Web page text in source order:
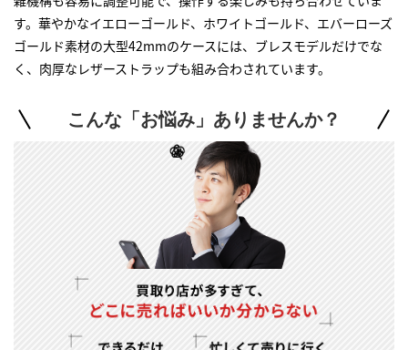
す。華やかなイエローゴールド、ホワイトゴールド、エバーローズ
ゴールド素材の大型42mmのケースには、ブレスモデルだけでな
く、肉厚なレザーストラップも組み合わされています。
こんな「お悩み」ありませんか？